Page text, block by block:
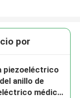
por
piezoeléctrico
anillo de
médico